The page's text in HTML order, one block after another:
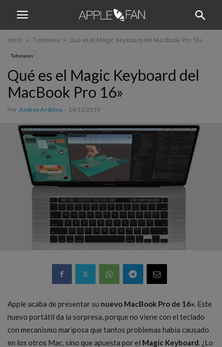
Inicio Tutoriales Qué es el Magic Keyboard del MacBook Pro 16»
Tutoriales
Qué es el Magic Keyboard del
MacBook Pro 16»
Por Andrea Ardións - 14/11/2019
Apple acaba de presentar su nuevo MacBook Pro de 16» . Este
nuevo portátil da la sorpresa, porque no viene con el teclado
con mecanismo mariposa que tantos problemas había causado
en los otros Mac, sino que apuesta por el Magic Keyboard . ¿Lo